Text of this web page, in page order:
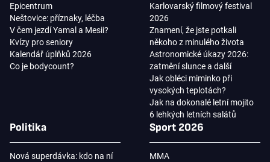
Epicentrum
Neštovice: příznaky, léčba
V čem jezdí Yamal a Mesii?
Kvízy pro seniory
Kalendář úplňků 2026
Co je bodycount?
Karlovarský filmový festival
2026
Znamení, že jste potkali
někoho z minulého života
Astronomické úkazy 2026:
zatmění slunce a další
Jak obléci miminko při
vysokých teplotách?
Jak na dokonalé letní mojito
6 lehkých letních salátů
Politika
Nová superdávka: kdo na ní
Sport 2026
MMA